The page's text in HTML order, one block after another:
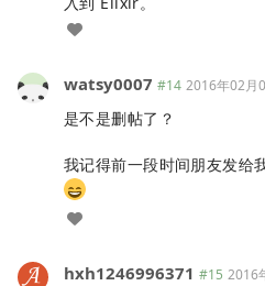
watsy0007 #14 2016年02月
是不是删帖了？
我记得前一段时间朋友发给
hxh1246996371 #15 2016